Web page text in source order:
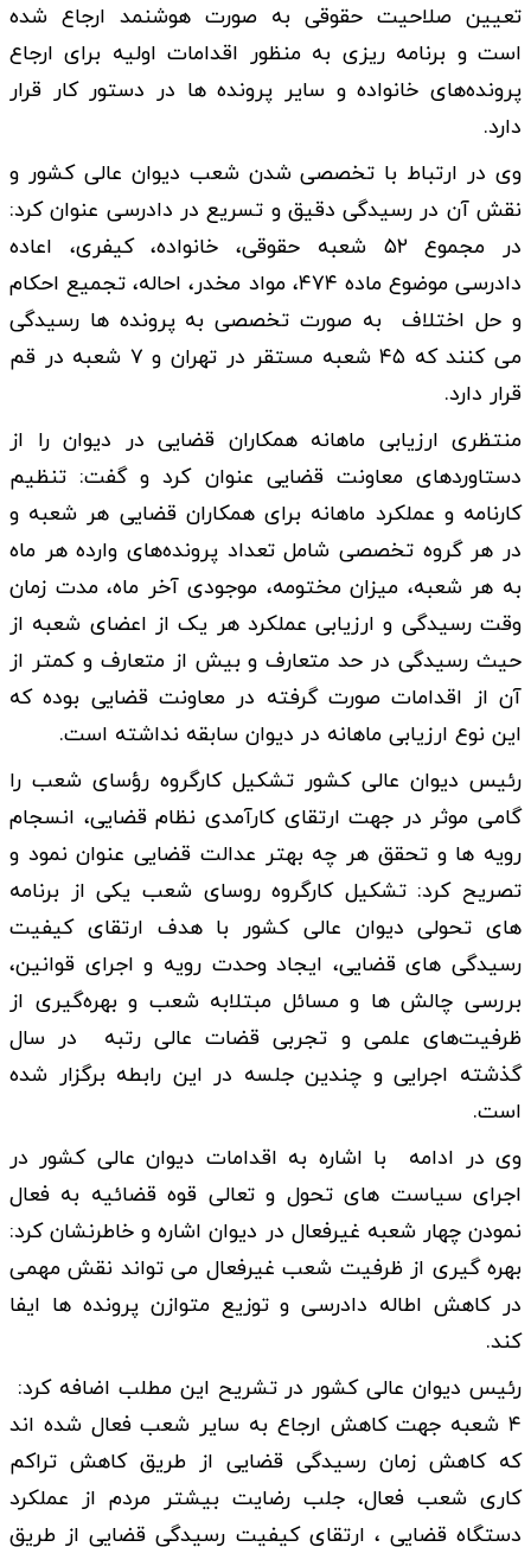
تعیین صلاحیت حقوقی به صورت هوشنمد ارجاع شده
است و برنامه ریزی به منظور اقدامات اولیه برای ارجاع
پرونده‌های خانواده و سایر پرونده ها در دستور کار قرار
دارد.
وی در ارتباط با تخصصی شدن شعب دیوان عالی کشور و
نقش آن در رسیدگی دقیق و تسریع در دادرسی عنوان کرد:
در مجموع ۵۲ شعبه حقوقی، خانواده، کیفری، اعاده
دادرسی موضوع ماده ۴۷۴، مواد مخدر، احاله، تجمیع احکام
و حل اختلاف به صورت تخصصی به پرونده ها رسیدگی
می کنند که ۴۵ شعبه مستقر در تهران و ۷ شعبه در قم
قرار دارد.
منتظری ارزیابی ماهانه همکاران قضایی در دیوان را از
دستاوردهای معاونت قضایی عنوان کرد و گفت: تنظیم
کارنامه و عملکرد ماهانه برای همکاران قضایی هر شعبه و
در هر گروه تخصصی شامل تعداد پرونده‌های وارده هر ماه
به هر شعبه، میزان مختومه، موجودی آخر ماه، مدت زمان
وقت رسیدگی و ارزیابی عملکرد هر یک از اعضای شعبه از
حیث رسیدگی در حد متعارف و بیش از متعارف و کمتر از
آن از اقدامات صورت گرفته در معاونت قضایی بوده که
این نوع ارزیابی ماهانه در دیوان سابقه نداشته است.
رئیس دیوان عالی کشور تشکیل کارگروه رؤسای شعب را
گامی موثر در جهت ارتقای کارآمدی نظام قضایی، انسجام
رویه ها و تحقق هر چه بهتر عدالت قضایی عنوان نمود و
تصریح کرد: تشکیل کارگروه روسای شعب یکی از برنامه
های تحولی دیوان عالی کشور با هدف ارتقای کیفیت
رسیدگی های قضایی، ایجاد وحدت رویه و اجرای قوانین،
بررسی چالش ها و مسائل مبتلابه شعب و بهره‌‎گیری از
ظرفیت‌های علمی و تجربی قضات عالی رتبه در سال
گذشته اجرایی و چندین جلسه در این رابطه برگزار شده
است.
وی در ادامه با اشاره به اقدامات دیوان عالی کشور در
اجرای سیاست های تحول و تعالی قوه قضائیه به فعال
نمودن چهار شعبه غیرفعال در دیوان اشاره و خاطرنشان کرد:
بهره گیری از ظرفیت شعب غیرفعال می تواند نقش مهمی
در کاهش اطاله دادرسی و توزیع متوازن پرونده ها ایفا
کند.
رئیس دیوان عالی کشور در تشریح این مطلب اضافه کرد:
۴ شعبه جهت کاهش ارجاع به سایر شعب فعال شده اند
که کاهش زمان رسیدگی قضایی از طریق کاهش تراکم
کاری شعب فعال، جلب رضایت بیشتر مردم از عملکرد
دستگاه قضایی ، ارتقای کیفیت رسیدگی قضایی از طریق